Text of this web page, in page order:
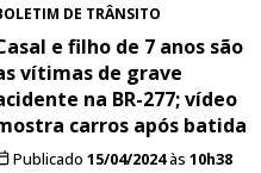
DE TRÂNSITO
e filho de 7 anos são
vítimas de grave
na BR-277; vídeo
carros após batida
Publicado 15/04/2024às 10h38